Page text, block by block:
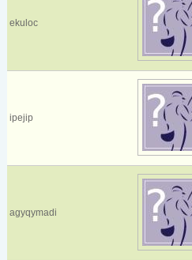
ekuloc
ipejip
agyqymadi